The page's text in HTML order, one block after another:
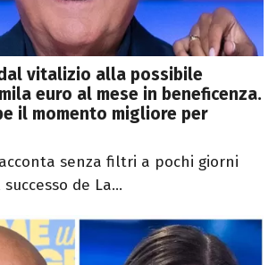
vitalizio alla possibile
euro al mese in beneficenza.
il momento migliore per
senza filtri a pochi giorni
de La...